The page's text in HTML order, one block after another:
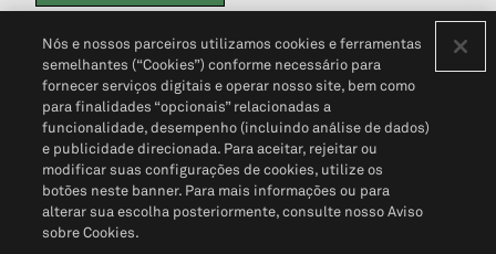
Política de PrivacidadePortal de privacidade do cliente (em inglês)
Não Venda Minhas Informações Pessoais© 2026 S&P Global
Nós e nossos parceiros utilizamos cookies e ferramentas
semelhantes (“Cookies”) conforme necessário para
fornecer serviços digitais e operar nosso site, bem como
para finalidades “opcionais” relacionadas a
funcionalidade, desempenho (incluindo análise de dados)
e publicidade direcionada. Para aceitar, rejeitar ou
modificar suas configurações de cookies, utilize os
botões neste banner. Para mais informações ou para
alterar sua escolha posteriormente, consulte nosso Aviso
sobre Cookies.